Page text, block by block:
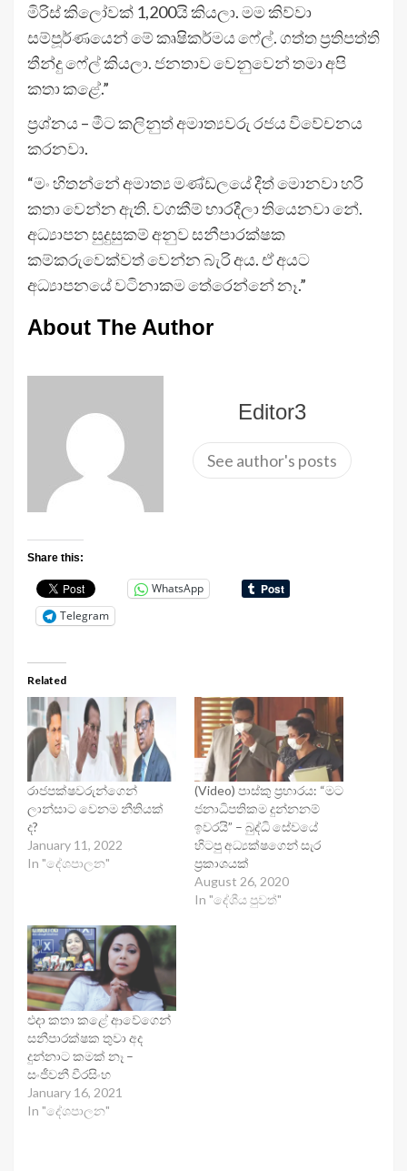
මිරිස් කිලෝවක් 1,200යි කියලා. මම කිව්වා
සම්පූර්ණයෙන් මේ කෘෂිකර්මය ෆේල්. ගත්ත ප්‍රතිපත්ති
තීන්දු ෆේල් කියලා. ජනතාව වෙනුවෙන් තමා අපි
කතා කළේ.”
ප්‍රශ්නය – මීට කලිනුත් අමාත්‍යවරු රජය විවේචනය
කරනවා.
“මං හිතන්නේ අමාත්‍ය මණ්ඩලයේ දීත් මොනවා හරි
කතා වෙන්න ඇති. වගකීම් භාරදීලා තියෙනවා නේ.
අධ්‍යාපන සුදුසුකම් අනුව සනීපාරක්ෂක
කම්කරුවෙක්වත් වෙන්න බැරි අය. ඒ අයට
අධ්‍යාපනයේ වටිනාකම තේරෙන්නේ නෑ.”
About The Author
Editor3
See author's posts
Share this:
WhatsApp
Telegram
Related
රාජපක්ෂවරුන්ගෙන්
ලාන්සාට වෙනම නීතියක්
ද?
January 11, 2022
In "දේශපාලන"
(Video) පාස්කු ප්‍රහාරය: “මට
ජනාධිපතිකම දුන්නනම්
ඉවරයි” – බුද්ධි සේවයේ
හිටපු අධ්‍යක්ෂගෙන් සැර
ප්‍රකාශයක්
August 26, 2020
In "දේශීය පුවත්"
එදා කතා කළේ ආවේගෙන්
සනීපාරක්ෂක තුවා අද
දුන්නාට කමක් නෑ –
සංජීවනී වීරසිංහ
January 16, 2021
In "දේශපාලන"